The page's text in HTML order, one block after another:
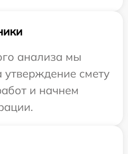
анализа мы
утверждение смету
и начнем